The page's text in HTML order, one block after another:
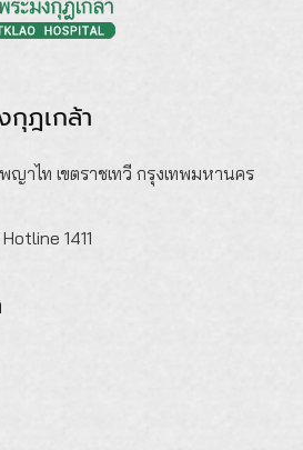
กุฎเกล้า
าไท เขตราชเทวี กรุงเทพมหานคร
1411